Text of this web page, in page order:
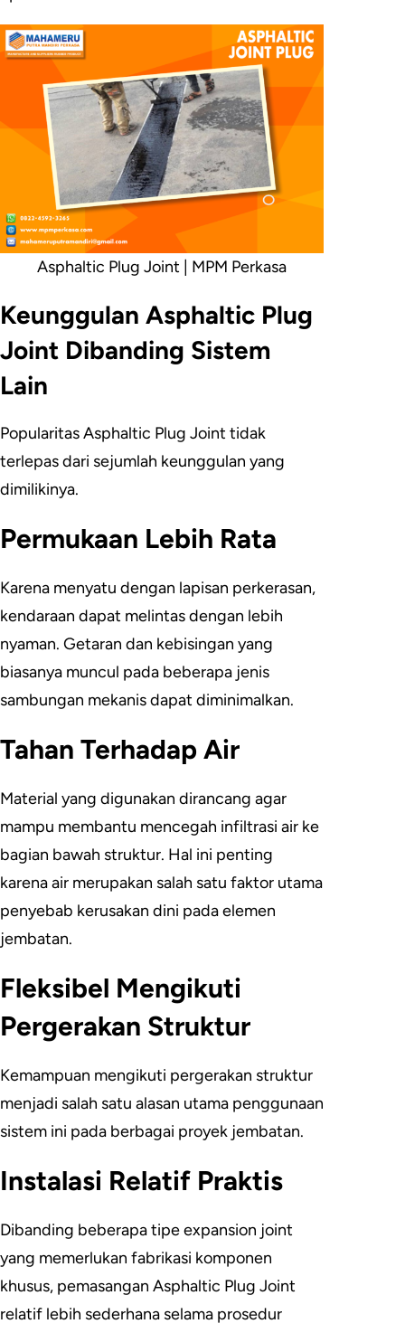
Asphaltic Plug Joint | MPM Perkasa
Keunggulan Asphaltic Plug
Joint Dibanding Sistem
Lain
Popularitas Asphaltic Plug Joint tidak
terlepas dari sejumlah keunggulan yang
dimilikinya.
Permukaan Lebih Rata
Karena menyatu dengan lapisan perkerasan,
kendaraan dapat melintas dengan lebih
nyaman. Getaran dan kebisingan yang
biasanya muncul pada beberapa jenis
sambungan mekanis dapat diminimalkan.
Tahan Terhadap Air
Material yang digunakan dirancang agar
mampu membantu mencegah infiltrasi air ke
bagian bawah struktur. Hal ini penting
karena air merupakan salah satu faktor utama
penyebab kerusakan dini pada elemen
jembatan.
Fleksibel Mengikuti
Pergerakan Struktur
Kemampuan mengikuti pergerakan struktur
menjadi salah satu alasan utama penggunaan
sistem ini pada berbagai proyek jembatan.
Instalasi Relatif Praktis
Dibanding beberapa tipe expansion joint
yang memerlukan fabrikasi komponen
khusus, pemasangan Asphaltic Plug Joint
relatif lebih sederhana selama prosedur